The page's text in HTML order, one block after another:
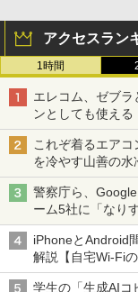
アクセスラン
1時間
エレコム、ゼブ
ンとしても使え
も、持ち替えずに
これぞ着るエア
を冷やす山善の水
ち・ざ・ろーど
警察庁ら、
ーム5社に「なり
真や映像を使った
iPhoneとAndroid
解説【自宅Wi-Fiの
学生の「生成AIコ